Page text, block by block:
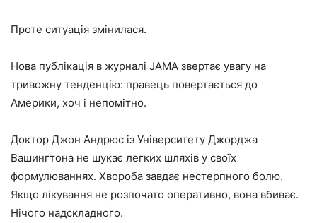
Проте ситуація змінилася.
Нова публікація в журналі JAMA звертає увагу на
тривожну тенденцію: правець повертається до
Америки, хоч і непомітно.
Доктор Джон Андрюс із Університету Джорджа
Вашингтона не шукає легких шляхів у своїх
формулюваннях. Хвороба завдає нестерпного болю.
Якщо лікування не розпочато оперативно, вона вбиває.
Нічого надскладного.